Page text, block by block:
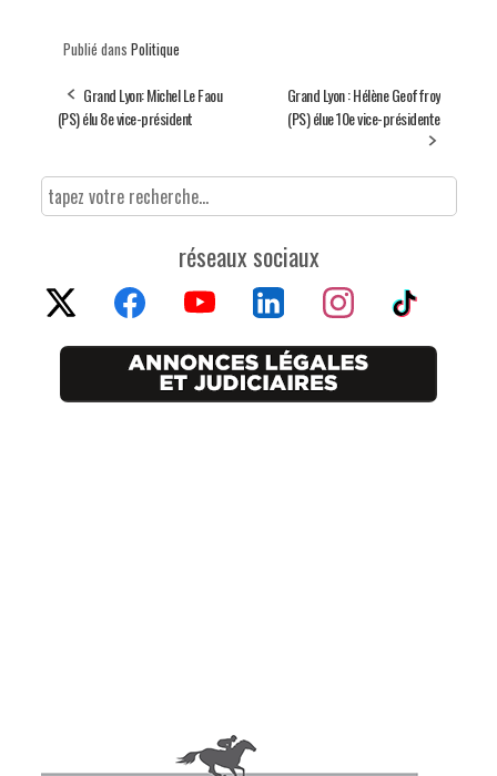
Publié dans Politique
Grand Lyon: Michel Le Faou
(PS) élu 8e vice-président
Grand Lyon : Hélène Geoffroy
(PS) élue 10e vice-présidente
réseaux sociaux